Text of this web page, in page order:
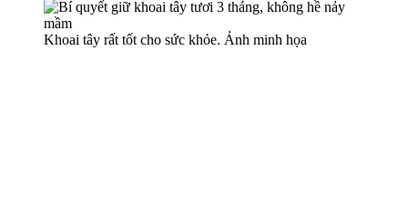
Khoai tây rất tốt cho sức khỏe. Ảnh minh họa